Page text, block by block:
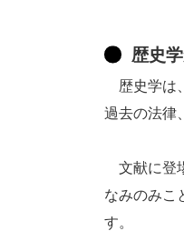
歴史
歴史学は
過去の法律
文献に登
なみのみこ
す。